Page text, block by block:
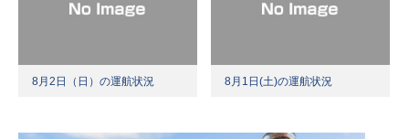
8月2日（日）の運航状況 8月1日(土)の運航状況